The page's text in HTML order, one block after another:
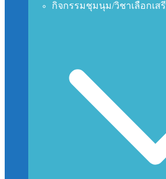
กิจกรรมชุมนุม/วิชาเลือกเสรี